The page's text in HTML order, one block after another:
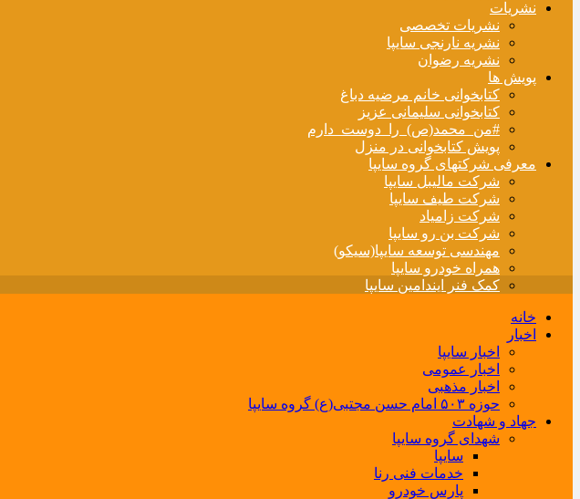
نشریات
نشریات تخصصی
نشریه نارنجی سایپا
نشریه رضوان
پویش ها
کتابخوانی خانم مرضیه دباغ
کتابخوانی سلیمانی عزیز
#من_محمد(ص)_را_دوست_دارم
پویش کتابخوانی در منزل
معرفی شرکتهای گروه سایپا
شرکت مالیبل سایپا
شرکت طیف سایپا
شرکت زامیاد
شرکت بن رو سایپا
مهندسی توسعه سایپا(سیکو)
همراه خودرو سایپا
کمک فنر ایندامین سایپا
خانه
اخبار
اخبار سایپا
اخبار عمومی
اخبار مذهبی
حوزه ۵۰۳ امام حسن مجتبی(ع) گروه سایپا
جهاد و شهادت
شهدای گروه سایپا
سایپا
خدمات فنی رنا
پارس خودرو